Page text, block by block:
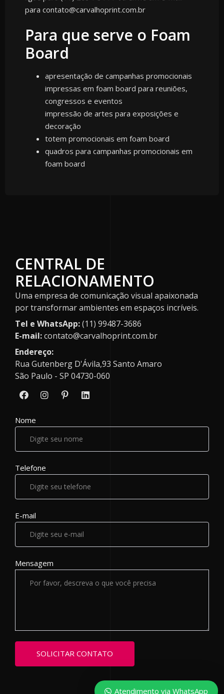
para contato@carvalhoprint.com.br
Para que serve o Foam
Board
apresentação de campanhas promocionais
impressas em foam board para reuniões,
congressos e eventos
impressão de artes para exposições e
decoração
totem promocionais em foam board
quadros para campanhas promocionais em
foam board
CENTRAL DE
RELACIONAMENTO
Uma empresa de comunicação visual apaixonada
por transformar ambientes em espaços incríveis.
Tel e WhatsApp:(11) 99487-3686
E-mail:contato@carvalhoprint.com.br
Endereço:
Rua Gutenberg D'Ávila,93 Santo Amaro
São Paulo - SP 04730-060
Nome
Telefone
E-mail
Mensagem
Atendimento via WhatsApp